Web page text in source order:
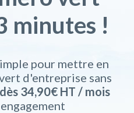
minutes !
pour mettre en
d'entreprise sans
dès 34,90€ HT / mois
d'appels